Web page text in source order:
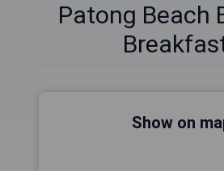
Patong Beach
Show on